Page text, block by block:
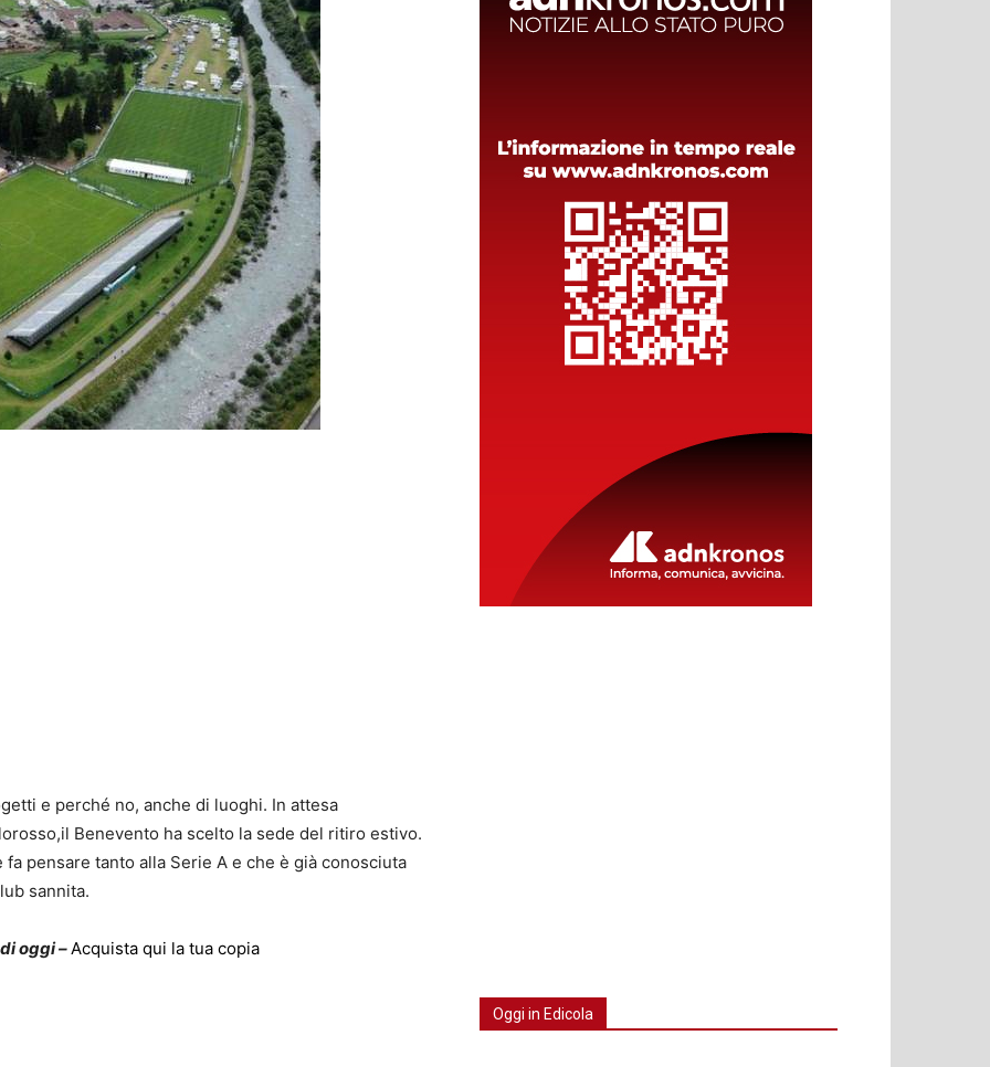
e perché no, anche di luoghi. In attesa
Benevento ha scelto la sede del ritiro estivo.
pensare tanto alla Serie A e che è già conosciuta
sannita.
oggi – Acquista qui la tua copia
Oggi in Edicola